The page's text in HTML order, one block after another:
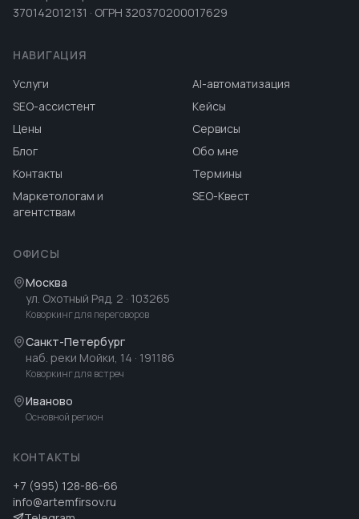
370142012131 · ОГРН 320370200017629
НАВИГАЦИЯ
Услуги
AI-автоматизация
SEO-ассистент
Кейсы
Цены
Сервисы
Блог
Обо мне
Контакты
Термины
Маркетологам и
агентствам
SEO-Квест
ОФИСЫ
Москва
ул. Охотный Ряд, 2 · 103265
Коворкинг для переговоров
Санкт-Петербург
наб. реки Мойки, 14 · 191186
Коворкинг для встреч
Иваново
Основной регион
КОНТАКТЫ
+7 (995) 128-86-66
info@artemfirsov.ru